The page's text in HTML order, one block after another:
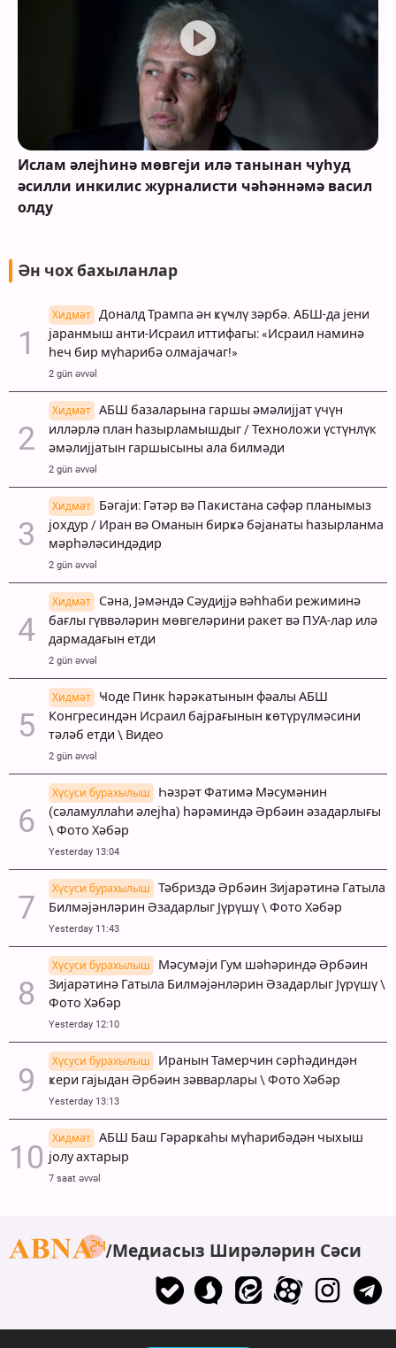
Ислам әлејһинә мөвгеји илә танынан ҹуһуд
әсилли инҝилис журналисти ҹәһәннәмә васил
олду
Ән чох бахыланлар
Хидмәт
Доналд Трампа ән ҝүҹлү зәрбә. АБШ-да јени
јаранмыш анти-Исраил иттифагы: «Исраил наминә
һеч бир мүһарибә олмајаҹаг!»
2 gün əvvəl
Хидмәт
АБШ базаларына гаршы әмәлијјат үчүн
илләрлә план һазырламышдыг / Техноложи үстүнлүк
әмәлијјатын гаршысыны ала билмәди
2 gün əvvəl
Хидмәт
Бәгаји: Гәтәр вә Пакистана сәфәр планымыз
јохдур / Иран вә Оманын бирҝә бәјанаты һазырланма
мәрһәләсиндәдир
2 gün əvvəl
Хидмәт
Сәна, Јәмәндә Сәудијјә вәһһаби режиминә
бағлы гүввәләрин мөвгеләрини ракет вә ПУА-лар илә
дармадағын етди
2 gün əvvəl
Хидмәт
Ҹоде Пинк һәрәкатынын фәалы АБШ
Конгресиндән Исраил бајрағынын ҝөтүрүлмәсини
тәләб етди \ Видео
2 gün əvvəl
Хүсуси бурахылыш
Һәзрәт Фатимә Мәсумәнин
(сәламуллаһи әлејһа) һәрәминдә Әрбәин әзадарлығы
\ Фото Хәбәр
Yesterday 13:04
Хүсуси бурахылыш
Тәбриздә Әрбәин Зијарәтинә Гатыла
Билмәјәнләрин Әзадарлыг Јүрүшү \ Фото Хәбәр
Yesterday 11:43
Хүсуси бурахылыш
Мәсумәји Гум шәһәриндә Әрбәин
Зијарәтинә Гатыла Билмәјәнләрин Әзадарлыг Јүрүшү \
Фото Хәбәр
Yesterday 12:10
Хүсуси бурахылыш
Иранын Тамерчин сәрһәдиндән
ҝери гајыдан Әрбәин зәвварлары \ Фото Хәбәр
Yesterday 13:13
Хидмәт
АБШ Баш Гәрарҝаһы мүһарибәдән чыхыш
јолу ахтарыр
7 saat əvvəl
Медиасыз Ширәләрин Сәси